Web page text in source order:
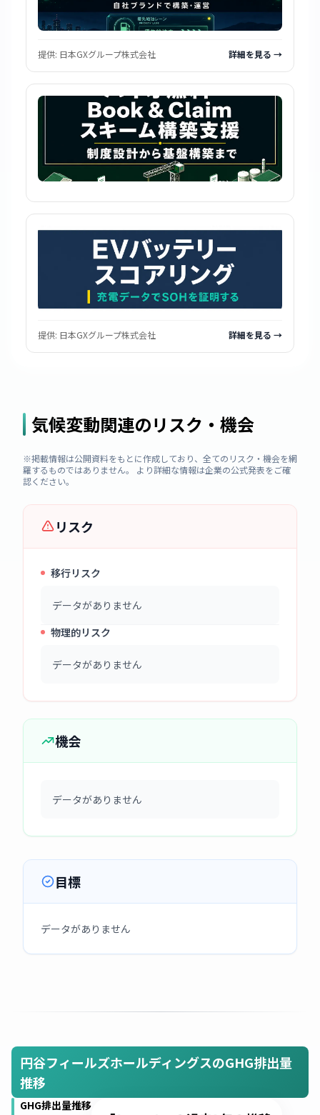
提供: 日本GXグループ株式会社 詳細を見る →
提供: 日本GXグループ株式会社 詳細を見る →
気候変動関連のリスク・機会
※掲載情報は公開資料をもとに作成しており、全てのリスク・機会を網
羅するものではありません。 より詳細な情報は企業の公式発表をご確
認ください。
リスク
移行リスク
データがありません
物理的リスク
データがありません
機会
データがありません
目標
データがありません
円谷フィールズホールディングスのGHG排出量
推移
GHG排出量推移